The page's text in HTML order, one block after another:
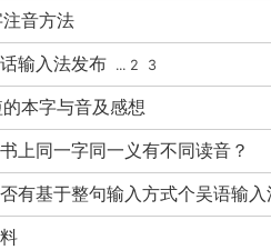
音方法
输入法发布 ... 2 3
本字与音及感想
上同一字同一义有不同读音？
有基于整句输入方式个吴语输入